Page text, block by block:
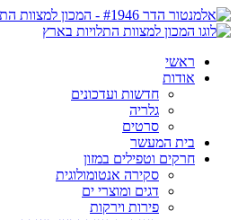
ראשי
אודות
חדשות ועדכונים
גלריה
סרטים
בית המעשר
חרקים וטפילים במזון
סקירה אנטומולוגית
דגים ומוצרי ים
פירות וירקות